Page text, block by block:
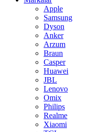
Apple
Samsung
Dyson
Anker
Arzum
Braun
Casper
Huawei
JBL
Lenovo
Omix
Philips
Realme
Xiaomi